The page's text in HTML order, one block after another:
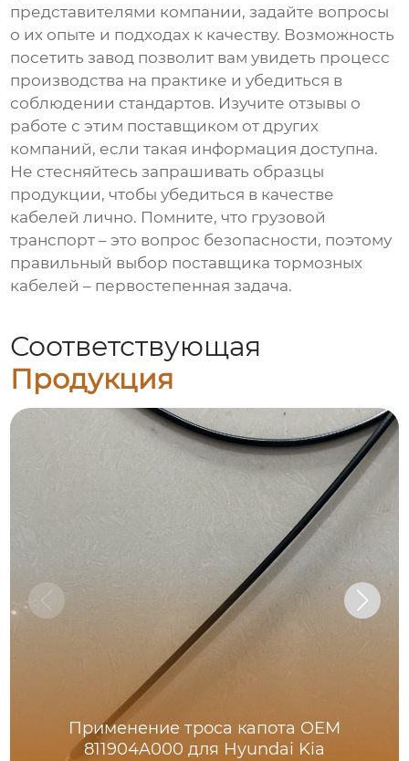
представителями компании, задайте вопросы
о их опыте и подходах к качеству. Возможность
посетить завод позволит вам увидеть процесс
производства на практике и убедиться в
соблюдении стандартов. Изучите отзывы о
работе с этим поставщиком от других
компаний, если такая информация доступна.
Не стесняйтесь запрашивать образцы
продукции, чтобы убедиться в качестве
кабелей лично. Помните, что грузовой
транспорт – это вопрос безопасности, поэтому
правильный выбор поставщика тормозных
кабелей – первостепенная задача.
Соответствующая
Продукция
Применение троса капота OEM
811904A000 для Hyundai Kia